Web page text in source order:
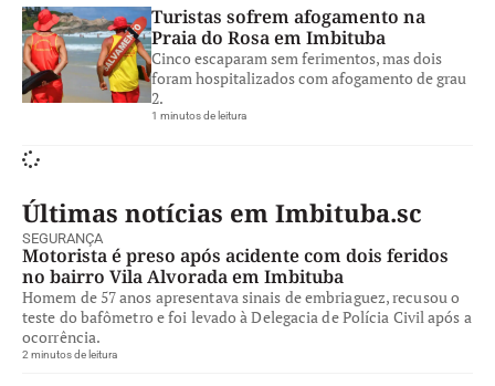
Turistas sofrem afogamento na
Praia do Rosa em Imbituba
Cinco escaparam sem ferimentos, mas dois
foram hospitalizados com afogamento de grau
2.
1 minutos de leitura
Últimas notícias em Imbituba.sc
SEGURANÇA
Motorista é preso após acidente com dois feridos
no bairro Vila Alvorada em Imbituba
Homem de 57 anos apresentava sinais de embriaguez, recusou o
teste do bafômetro e foi levado à Delegacia de Polícia Civil após a
ocorrência.
2 minutos de leitura